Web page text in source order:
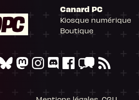
Canard PC
Kiosque numérique
Boutique